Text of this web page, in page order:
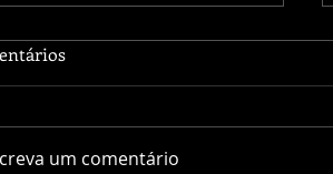
um comentário